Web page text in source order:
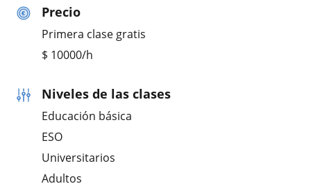
Precio
Primera clase gratis
$ 10000/h
Niveles de las clases
Educación básica
ESO
Universitarios
Adultos